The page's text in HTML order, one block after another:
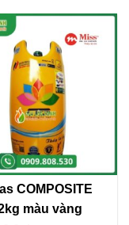
COMPOSITE
màu vàng